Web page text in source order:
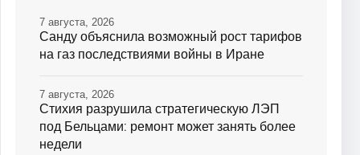
Санду объяснила возможный рост тарифов
на газ последствиями войны в Иране
7 августа, 2026
Стихия разрушила стратегическую ЛЭП
под Бельцами: ремонт может занять более
недели
7 августа, 2026